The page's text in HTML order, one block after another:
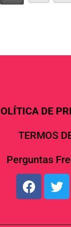
DE
TERMOS
Perguntas